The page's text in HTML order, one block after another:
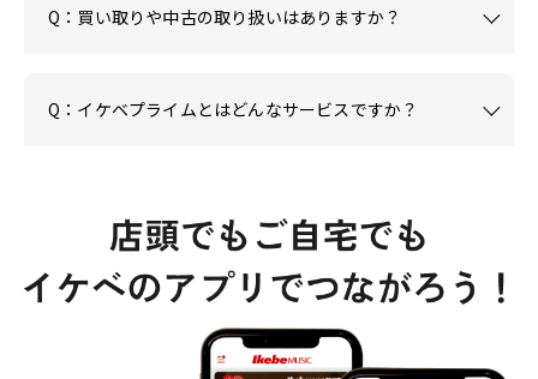
Q：買い取りや中古の取り扱いはありますか？
Q：イケベプライムとはどんなサービスですか？